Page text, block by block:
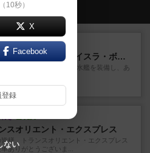
新しい投稿
キャプテン・フリップ：イスラ・ボンバ
・ボンバを探しに出航!潜水艦を装備し、あ
組員を監獄から解...
前by jurong
スオリエント・エクスプレス
様、トランスオリエント・エクスプレス
ありがとうございま...
10秒）
X
Facebook
登録
ない